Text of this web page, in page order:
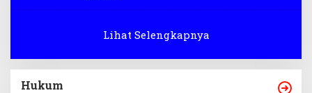
Lihat Selengkapnya
Hukum